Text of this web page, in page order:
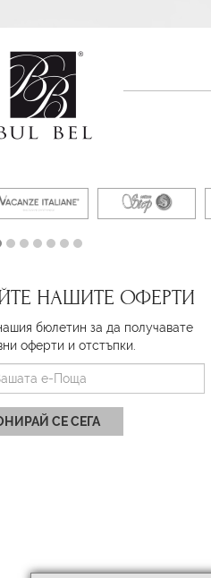
НАШИТЕ ОФЕРТИ
бюлетин за да получавате
оферти и отстъпки.
СЕ СЕГА